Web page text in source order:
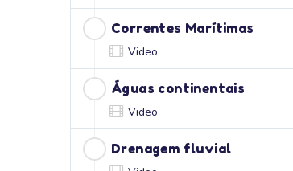
Correntes Marítimas
Video
Águas continentais
Video
Drenagem fluvial